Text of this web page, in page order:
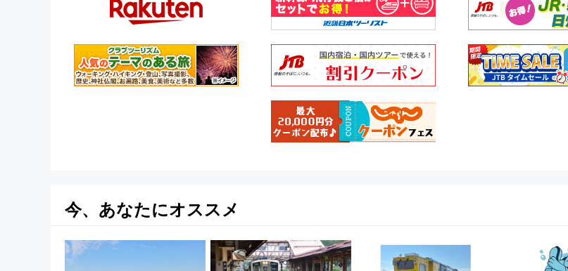
今、あなたにオススメ